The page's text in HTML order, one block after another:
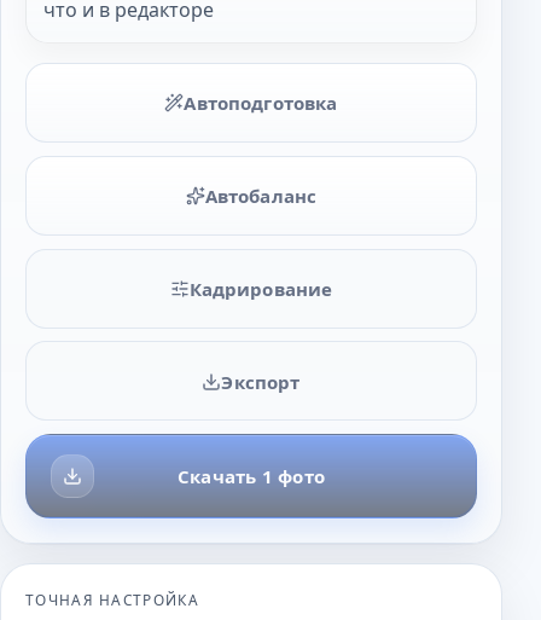
что и в редакторе
Автоподготовка
Автобаланс
Кадрирование
Скачать 1 фото
Экспорт
ТОЧНАЯ НАСТРОЙКА